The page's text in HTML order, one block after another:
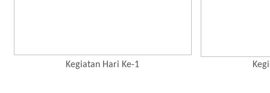
Kegiatan Hari Ke-1